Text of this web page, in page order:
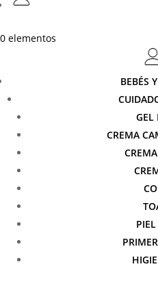
0 elementos
BEBÉS
GEL
CREMA